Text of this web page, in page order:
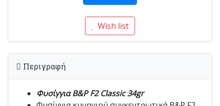
Wish list
Περιγραφή
Φυσίγγια B&P F2 Classic 34gr